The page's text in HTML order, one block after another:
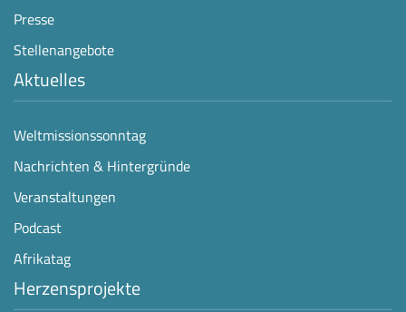
Presse
Stellenangebote
Aktuelles
Weltmissionssonntag
Nachrichten & Hintergründe
Veranstaltungen
Podcast
Afrikatag
Herzensprojekte